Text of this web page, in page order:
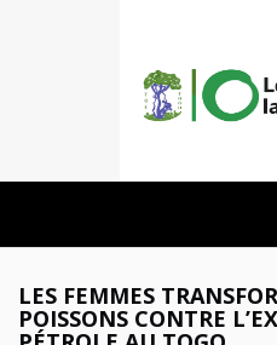
PROPOS
ACTION
LES FEMMES
POISSONS CONTRE